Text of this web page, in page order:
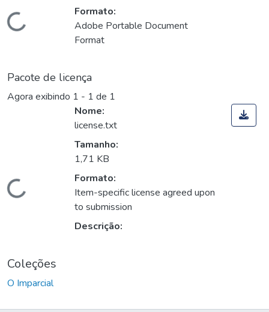
Carregando...
Formato:
Adobe Portable Document
Format
Pacote de licença
Agora exibindo 1 - 1 de 1
Carregando...
Nome:
license.txt
Tamanho:
1,71 KB
Formato:
Item-specific license agreed upon
to submission
Descrição:
Coleções
O Imparcial